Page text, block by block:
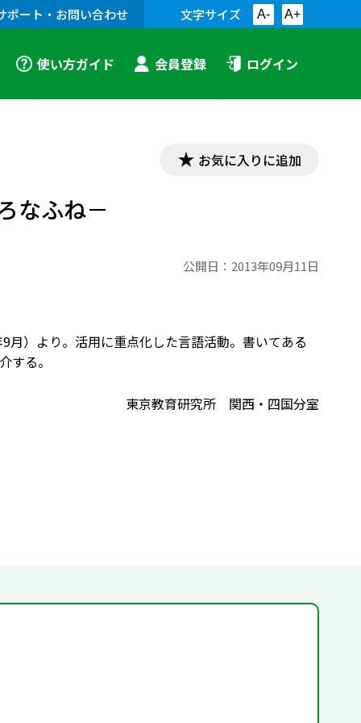
ポート・お問い合わせ 文字サイズ A- A+
使い方ガイド 会員登録 ログイン
お気に入りに追加
なふね－
公開日： 2013年09月11日
）より。活用に重点化した言語活動。書いてある
する。
東京教育研究所 関西・四国分室